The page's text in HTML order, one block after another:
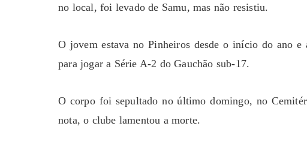
no local, foi levado de Samu, mas não resistiu.
O jovem estava no Pinheiros desde o início do ano e
para jogar a Série A-2 do Gauchão sub-17.
O corpo foi sepultado no último domingo, no
nota, o clube lamentou a morte.